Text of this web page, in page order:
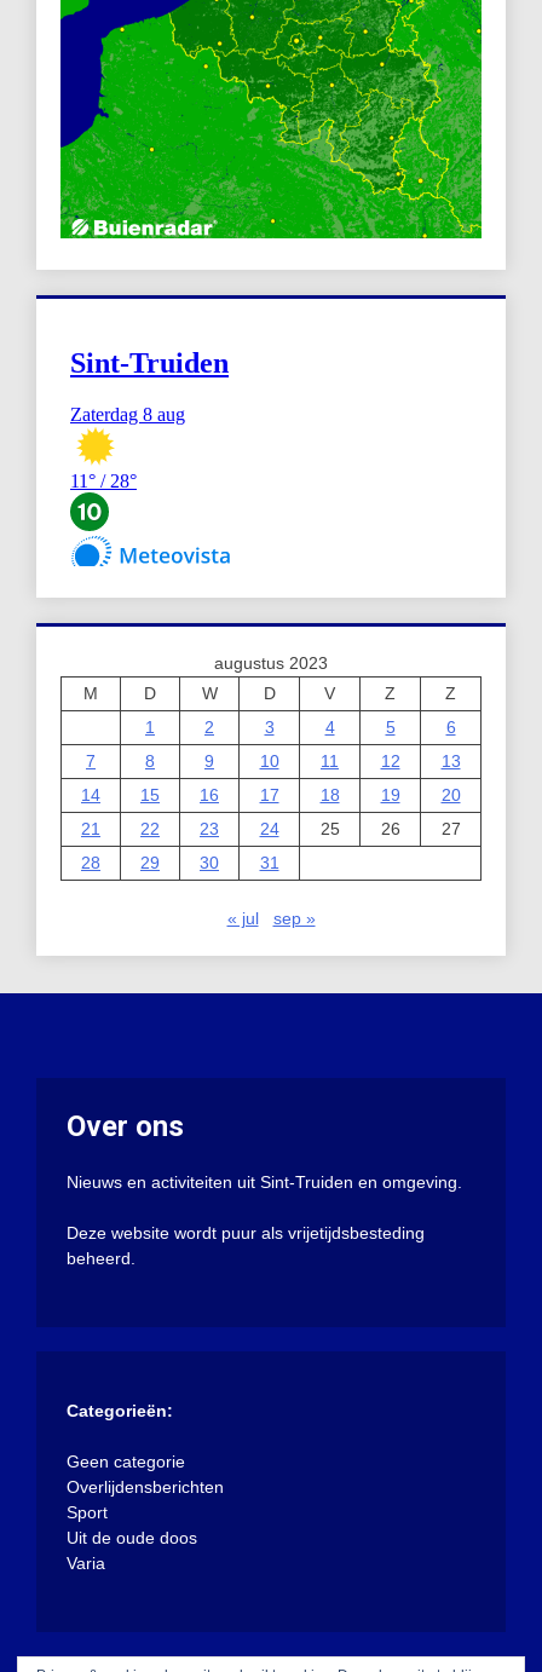
augustus 2023
M
D W D V Z
Z
1
2 3 4 5
6
7
8 9 10 11 12
13
14
15 16 17 18 19
20
21
22 23 24 25 26
27
28
29 30 31
« jul sep »
Over ons
Nieuws en activiteiten uit Sint-Truiden en omgeving.
Deze website wordt puur als vrijetijdsbesteding
beheerd.
Categorieën:
Geen categorie
Overlijdensberichten
Sport
Uit de oude doos
Varia